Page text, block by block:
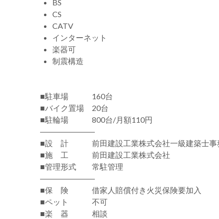
BS
CS
CATV
インターネット
楽器可
制震構造
■駐車場 160台
■バイク置場 20台
■駐輪場 800台/月額110円
―――――――
■設 計 前田建設工業株式会社一級建築士事
■施 工 前田建設工業株式会社
■管理形式 常駐管理
―――――――
■保 険 借家人賠償付き火災保険要加入
■ペット 不可
■楽 器 相談